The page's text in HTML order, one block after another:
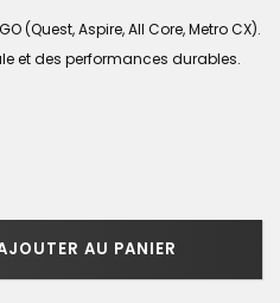
(Quest, Aspire, All Core, Metro CX).
et des performances durables.
AU PANIER